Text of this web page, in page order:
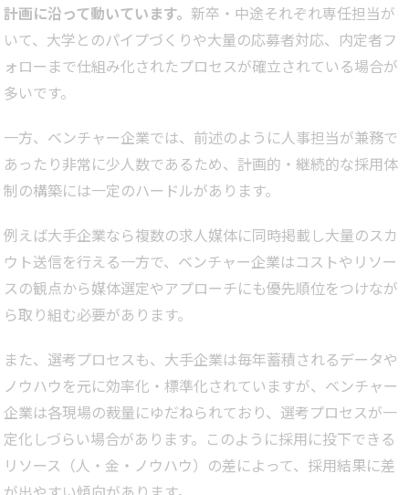
計画に沿って動いています。 新卒・中途それぞれ専任担当が
いて、大学とのパイプづくりや大量の応募者対応、内定者フ
ォローまで仕組み化されたプロセスが確立されている場合が
多いです。
一方、ベンチャー企業では、前述のように人事担当が兼務で
あったり非常に少人数であるため、計画的・継続的な採用体
制の構築には一定のハードルがあります。
例えば大手企業なら複数の求人媒体に同時掲載し大量のスカ
ウト送信を行える一方で、ベンチャー企業はコストやリソー
スの観点から媒体選定やアプローチにも優先順位をつけなが
ら取り組む必要があります。
また、選考プロセスも、大手企業は毎年蓄積されるデータや
ノウハウを元に効率化・標準化されていますが、ベンチャー
企業は各現場の裁量にゆだねられており、選考プロセスが一
定化しづらい場合があります。このように採用に投下できる
リソース（人・金・ノウハウ）の差によって、採用結果に差